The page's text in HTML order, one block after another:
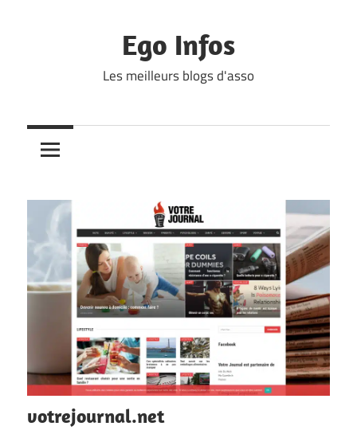
Ego Infos
Les meilleurs blogs d'asso
votrejournal.net